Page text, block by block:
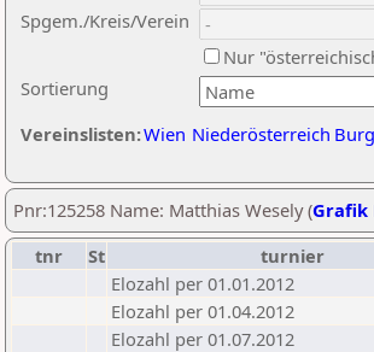
Sortierung
Spgem./Kreis/Verein
Nur
Vereinslisten:Wien Niederösterreich
Pnr:125258 Name: Matthias Wesely (Grafik
tnr
St turnier
Elozahl per 01.01.2012
Elozahl per 01.04.2012
Elozahl per 01.07.2012